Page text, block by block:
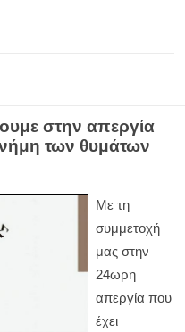
στην απεργία
των θυμάτων
Με τη
συμμετοχή
μας στην
24ωρη
απεργία που
έχει